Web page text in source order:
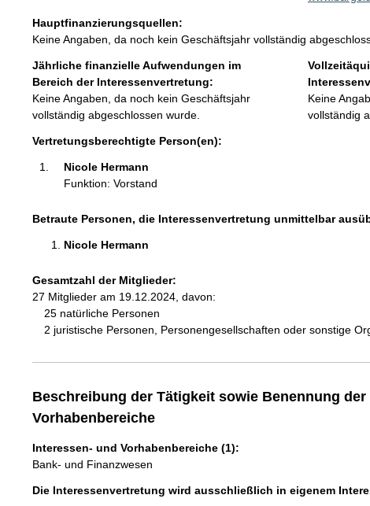
n
h
a
l
t
:
n
f
o
r
Hauptfinanzierungsquellen:
Keine Angaben, da noch kein Geschäftsjahr vollständig
Jährliche finanzielle Aufwendungen im
Bereich der Interessenvertretung:
Keine Angaben, da noch kein Geschäftsjahr
vollständig abgeschlossen wurde.
Keine
vollständig
Vertretungsberechtigte Person(en):
Nicole Hermann
Funktion: Vorstand
Betraute Personen, die Interessenvertretung unmittelbar
Nicole Hermann
Gesamtzahl der Mitglieder:
27 Mitglieder am 19.12.2024, davon:
25 natürliche Personen
2 juristische Personen, Personengesellschaften oder sonstige
Beschreibung der Tätigkeit sowie Benennung der
Vorhabenbereiche
Interessen- und Vorhabenbereiche (1):
Bank- und Finanzwesen
Die Interessenvertretung wird ausschließlich in eigenem